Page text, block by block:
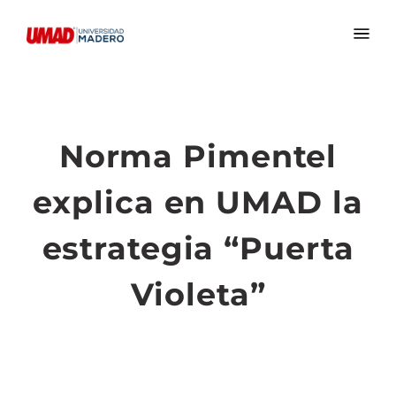
Norma Pimentel
explica en UMAD la
estrategia “Puerta
Violeta”